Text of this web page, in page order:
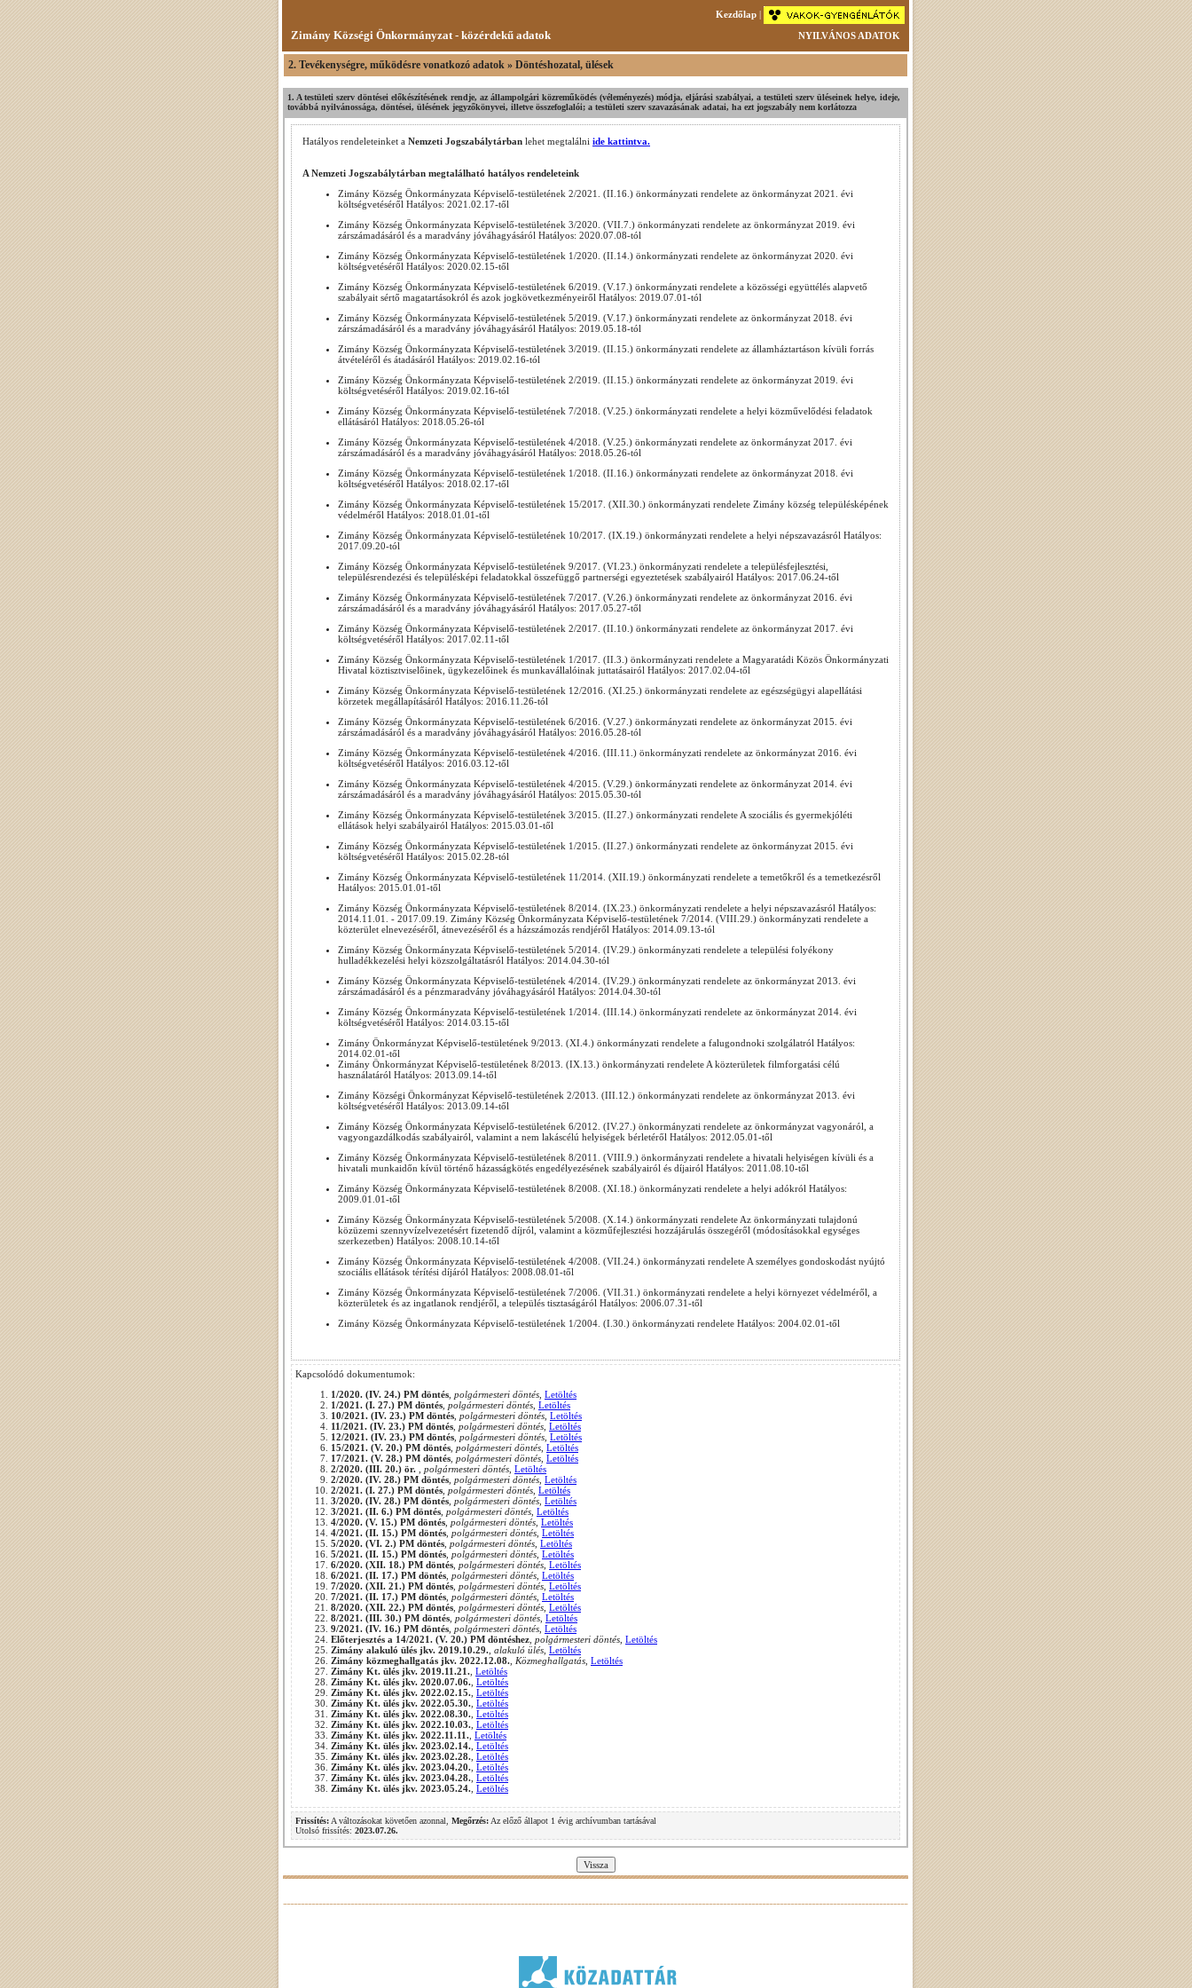
Kezdőlap |
Zimány Községi Önkormányzat - közérdekű adatok NYILVÁNOS ADATOK
2. Tevékenységre, működésre vonatkozó adatok » Döntéshozatal, ülések
1. A testületi szerv döntései előkészítésének rendje, az állampolgári közreműködés (véleményezés) módja, eljárási szabályai, a testületi szerv üléseinek helye, ideje,
továbbá nyilvánossága, döntései, ülésének jegyzőkönyvei, illetve összefoglalói; a testületi szerv szavazásának adatai, ha ezt jogszabály nem korlátozza
Hatályos rendeleteinket a Nemzeti Jogszabálytárban lehet megtalálni ide kattintva.
A Nemzeti Jogszabálytárban megtalálható hatályos rendeleteink
Zimány Község Önkormányzata Képviselő-testületének 2/2021. (II.16.) önkormányzati rendelete az önkormányzat 2021. évi
költségvetéséről Hatályos: 2021.02.17-től
Zimány Község Önkormányzata Képviselő-testületének 3/2020. (VII.7.) önkormányzati rendelete az önkormányzat 2019. évi
zárszámadásáról és a maradvány jóváhagyásáról Hatályos: 2020.07.08-tól
Zimány Község Önkormányzata Képviselő-testületének 1/2020. (II.14.) önkormányzati rendelete az önkormányzat 2020. évi
költségvetéséről Hatályos: 2020.02.15-től
Zimány Község Önkormányzata Képviselő-testületének 6/2019. (V.17.) önkormányzati rendelete a közösségi együttélés alapvető
szabályait sértő magatartásokról és azok jogkövetkezményeiről Hatályos: 2019.07.01-tól
Zimány Község Önkormányzata Képviselő-testületének 5/2019. (V.17.) önkormányzati rendelete az önkormányzat 2018. évi
zárszámadásáról és a maradvány jóváhagyásáról Hatályos: 2019.05.18-tól
Zimány Község Önkormányzata Képviselő-testületének 3/2019. (II.15.) önkormányzati rendelete az államháztartáson kívüli forrás
átvételéről és átadásáról Hatályos: 2019.02.16-tól
Zimány Község Önkormányzata Képviselő-testületének 2/2019. (II.15.) önkormányzati rendelete az önkormányzat 2019. évi
költségvetéséről Hatályos: 2019.02.16-tól
Zimány Község Önkormányzata Képviselő-testületének 7/2018. (V.25.) önkormányzati rendelete a helyi közművelődési feladatok
ellátásáról Hatályos: 2018.05.26-tól
Zimány Község Önkormányzata Képviselő-testületének 4/2018. (V.25.) önkormányzati rendelete az önkormányzat 2017. évi
zárszámadásáról és a maradvány jóváhagyásáról Hatályos: 2018.05.26-tól
Zimány Község Önkormányzata Képviselő-testületének 1/2018. (II.16.) önkormányzati rendelete az önkormányzat 2018. évi
költségvetéséről Hatályos: 2018.02.17-től
Zimány Község Önkormányzata Képviselő-testületének 15/2017. (XII.30.) önkormányzati rendelete Zimány község településképének
védelméről Hatályos: 2018.01.01-től
Zimány Község Önkormányzata Képviselő-testületének 10/2017. (IX.19.) önkormányzati rendelete a helyi népszavazásról Hatályos:
2017.09.20-tól
Zimány Község Önkormányzata Képviselő-testületének 9/2017. (VI.23.) önkormányzati rendelete a településfejlesztési,
településrendezési és településképi feladatokkal összefüggő partnerségi egyeztetések szabályairól Hatályos: 2017.06.24-től
Zimány Község Önkormányzata Képviselő-testületének 7/2017. (V.26.) önkormányzati rendelete az önkormányzat 2016. évi
zárszámadásáról és a maradvány jóváhagyásáról Hatályos: 2017.05.27-től
Zimány Község Önkormányzata Képviselő-testületének 2/2017. (II.10.) önkormányzati rendelete az önkormányzat 2017. évi
költségvetéséről Hatályos: 2017.02.11-től
Zimány Község Önkormányzata Képviselő-testületének 1/2017. (II.3.) önkormányzati rendelete a Magyaratádi Közös Önkormányzati
Hivatal köztisztviselőinek, ügykezelőinek és munkavállalóinak juttatásairól Hatályos: 2017.02.04-től
Zimány Község Önkormányzata Képviselő-testületének 12/2016. (XI.25.) önkormányzati rendelete az egészségügyi alapellátási
körzetek megállapításáról Hatályos: 2016.11.26-tól
Zimány Község Önkormányzata Képviselő-testületének 6/2016. (V.27.) önkormányzati rendelete az önkormányzat 2015. évi
zárszámadásáról és a maradvány jóváhagyásáról Hatályos: 2016.05.28-tól
Zimány Község Önkormányzata Képviselő-testületének 4/2016. (III.11.) önkormányzati rendelete az önkormányzat 2016. évi
költségvetéséről Hatályos: 2016.03.12-től
Zimány Község Önkormányzata Képviselő-testületének 4/2015. (V.29.) önkormányzati rendelete az önkormányzat 2014. évi
zárszámadásáról és a maradvány jóváhagyásáról Hatályos: 2015.05.30-tól
Zimány Község Önkormányzata Képviselő-testületének 3/2015. (II.27.) önkormányzati rendelete A szociális és gyermekjóléti
ellátások helyi szabályairól Hatályos: 2015.03.01-től
Zimány Község Önkormányzata Képviselő-testületének 1/2015. (II.27.) önkormányzati rendelete az önkormányzat 2015. évi
költségvetéséről Hatályos: 2015.02.28-tól
Zimány Község Önkormányzata Képviselő-testületének 11/2014. (XII.19.) önkormányzati rendelete a temetőkről és a temetkezésről
Hatályos: 2015.01.01-től
Zimány Község Önkormányzata Képviselő-testületének 8/2014. (IX.23.) önkormányzati rendelete a helyi népszavazásról Hatályos:
2014.11.01. - 2017.09.19. Zimány Község Önkormányzata Képviselő-testületének 7/2014. (VIII.29.) önkormányzati rendelete a
közterület elnevezéséről, átnevezéséről és a házszámozás rendjéről Hatályos: 2014.09.13-tól
Zimány Község Önkormányzata Képviselő-testületének 5/2014. (IV.29.) önkormányzati rendelete a települési folyékony
hulladékkezelési helyi közszolgáltatásról Hatályos: 2014.04.30-tól
Zimány Község Önkormányzata Képviselő-testületének 4/2014. (IV.29.) önkormányzati rendelete az önkormányzat 2013. évi
zárszámadásáról és a pénzmaradvány jóváhagyásáról Hatályos: 2014.04.30-tól
Zimány Község Önkormányzata Képviselő-testületének 1/2014. (III.14.) önkormányzati rendelete az önkormányzat 2014. évi
költségvetéséről Hatályos: 2014.03.15-től
Zimány Önkormányzat Képviselő-testületének 9/2013. (XI.4.) önkormányzati rendelete a falugondnoki szolgálatról Hatályos:
2014.02.01-től
Zimány Önkormányzat Képviselő-testületének 8/2013. (IX.13.) önkormányzati rendelete A közterületek filmforgatási célú
használatáról Hatályos: 2013.09.14-től
Zimány Községi Önkormányzat Képviselő-testületének 2/2013. (III.12.) önkormányzati rendelete az önkormányzat 2013. évi
költségvetéséről Hatályos: 2013.09.14-től
Zimány Község Önkormányzata Képviselő-testületének 6/2012. (IV.27.) önkormányzati rendelete az önkormányzat vagyonáról, a
vagyongazdálkodás szabályairól, valamint a nem lakáscélú helyiségek bérletéről Hatályos: 2012.05.01-től
Zimány Község Önkormányzata Képviselő-testületének 8/2011. (VIII.9.) önkormányzati rendelete a hivatali helyiségen kívüli és a
hivatali munkaidőn kívül történő házasságkötés engedélyezésének szabályairól és díjairól Hatályos: 2011.08.10-től
Zimány Község Önkormányzata Képviselő-testületének 8/2008. (XI.18.) önkormányzati rendelete a helyi adókról Hatályos:
2009.01.01-től
Zimány Község Önkormányzata Képviselő-testületének 5/2008. (X.14.) önkormányzati rendelete Az önkormányzati tulajdonú
közüzemi szennyvízelvezetésért fizetendő díjról, valamint a közműfejlesztési hozzájárulás összegéről (módosításokkal egységes
szerkezetben) Hatályos: 2008.10.14-től
Zimány Község Önkormányzata Képviselő-testületének 4/2008. (VII.24.) önkormányzati rendelete A személyes gondoskodást nyújtó
szociális ellátások térítési díjáról Hatályos: 2008.08.01-től
Zimány Község Önkormányzata Képviselő-testületének 7/2006. (VII.31.) önkormányzati rendelete a helyi környezet védelméről, a
közterületek és az ingatlanok rendjéről, a település tisztaságáról Hatályos: 2006.07.31-től
Zimány Község Önkormányzata Képviselő-testületének 1/2004. (I.30.) önkormányzati rendelete Hatályos: 2004.02.01-től
Kapcsolódó dokumentumok:
1/2020. (IV. 24.) PM döntés polgármesteri döntés Letöltés
1/2021. (I. 27.) PM döntés polgármesteri döntés Letöltés
10/2021. (IV. 23.) PM döntés polgármesteri döntés Letöltés
11/2021. (IV. 23.) PM döntés polgármesteri döntés Letöltés
12/2021. (IV. 23.) PM döntés polgármesteri döntés Letöltés
15/2021. (V. 20.) PM döntés polgármesteri döntés Letöltés
17/2021. (V. 28.) PM döntés polgármesteri döntés Letöltés
2/2020. (III. 20.) ör.
polgármesteri döntés Letöltés
2/2020. (IV. 28.) PM döntés polgármesteri döntés Letöltés
2/2021. (I. 27.) PM döntés polgármesteri döntés Letöltés
3/2020. (IV. 28.) PM döntés polgármesteri döntés Letöltés
3/2021. (II. 6.) PM döntés polgármesteri döntés Letöltés
4/2020. (V. 15.) PM döntés polgármesteri döntés Letöltés
4/2021. (II. 15.) PM döntés polgármesteri döntés Letöltés
5/2020. (VI. 2.) PM döntés polgármesteri döntés Letöltés
5/2021. (II. 15.) PM döntés polgármesteri döntés Letöltés
6/2020. (XII. 18.) PM döntés polgármesteri döntés Letöltés
6/2021. (II. 17.) PM döntés polgármesteri döntés Letöltés
7/2020. (XII. 21.) PM döntés polgármesteri döntés Letöltés
7/2021. (II. 17.) PM döntés polgármesteri döntés Letöltés
8/2020. (XII. 22.) PM döntés polgármesteri döntés Letöltés
8/2021. (III. 30.) PM döntés polgármesteri döntés Letöltés
9/2021. (IV. 16.) PM döntés polgármesteri döntés Letöltés
Előterjesztés a 14/2021. (V. 20.) PM döntéshez polgármesteri döntés Letöltés
Zimány alakuló ülés jkv. 2019.10.29. alakuló ülés Letöltés
Zimány közmeghallgatás jkv. 2022.12.08. Közmeghallgatás Letöltés
Zimány Kt. ülés jkv. 2019.11.21. Letöltés
Zimány Kt. ülés jkv. 2020.07.06. Letöltés
Zimány Kt. ülés jkv. 2022.02.15. Letöltés
Zimány Kt. ülés jkv. 2022.05.30. Letöltés
Zimány Kt. ülés jkv. 2022.08.30. Letöltés
Zimány Kt. ülés jkv. 2022.10.03. Letöltés
Zimány Kt. ülés jkv. 2022.11.11. Letöltés
Zimány Kt. ülés jkv. 2023.02.14. Letöltés
Zimány Kt. ülés jkv. 2023.02.28. Letöltés
Zimány Kt. ülés jkv. 2023.04.20. Letöltés
Zimány Kt. ülés jkv. 2023.04.28. Letöltés
Zimány Kt. ülés jkv. 2023.05.24. Letöltés
Frissítés: A változásokat követően azonnal, Megőrzés: Az előző állapot 1 évig archívumban tartásával
Utolsó frissítés: 2023.07.26.